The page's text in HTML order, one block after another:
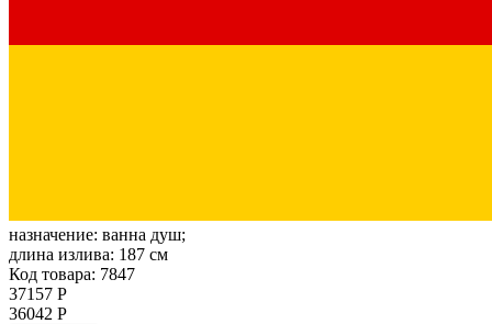
назначение: ванна душ;
длина излива: 187 см
Код товара: 7847
37157 Р
36042 Р